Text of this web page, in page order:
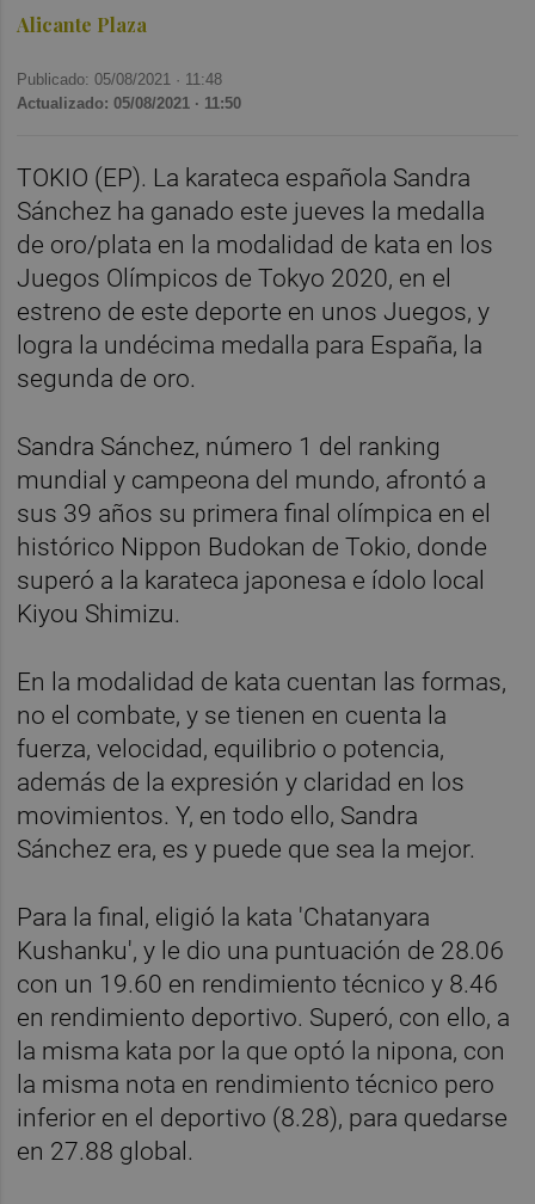
Alicante Plaza
Publicado: 05/08/2021 · 11:48
Actualizado: 05/08/2021 · 11:50
TOKIO (EP). La karateca española Sandra
Sánchez ha ganado este jueves la medalla
de oro/plata en la modalidad de kata en los
Juegos Olímpicos de Tokyo 2020, en el
estreno de este deporte en unos Juegos, y
logra la undécima medalla para España, la
segunda de oro.
Sandra Sánchez, número 1 del ranking
mundial y campeona del mundo, afrontó a
sus 39 años su primera final olímpica en el
histórico Nippon Budokan de Tokio, donde
superó a la karateca japonesa e ídolo local
Kiyou Shimizu.
En la modalidad de kata cuentan las formas,
no el combate, y se tienen en cuenta la
fuerza, velocidad, equilibrio o potencia,
además de la expresión y claridad en los
movimientos. Y, en todo ello, Sandra
Sánchez era, es y puede que sea la mejor.
Para la final, eligió la kata 'Chatanyara
Kushanku', y le dio una puntuación de 28.06
con un 19.60 en rendimiento técnico y 8.46
en rendimiento deportivo. Superó, con ello, a
la misma kata por la que optó la nipona, con
la misma nota en rendimiento técnico pero
inferior en el deportivo (8.28), para quedarse
en 27.88 global.